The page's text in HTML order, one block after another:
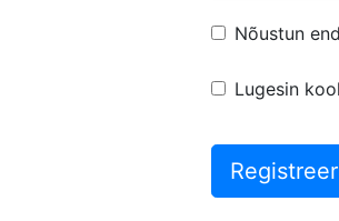
Nõustun
Lugesin